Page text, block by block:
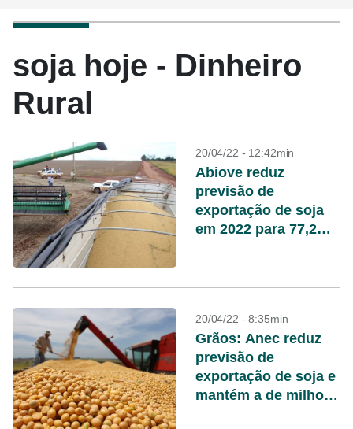
soja hoje - Dinheiro
Rural
20/04/22 - 12:42min
Abiove reduz
previsão de
exportação de soja
em 2022 para 77,2
20/04/22 - 8:35min
Grãos: Anec reduz
previsão de
exportação de soja e
mantém a de milho